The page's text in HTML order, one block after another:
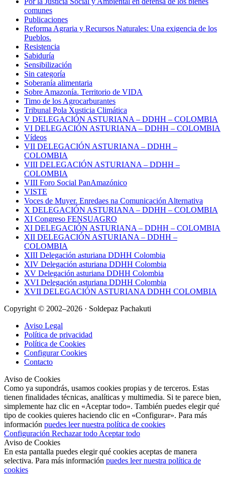
comunes
Publicaciones
Reforma Agraria y Recursos Naturales: Una exigencia de los
Pueblos.
Resistencia
Sabiduría
Sensibilización
Sin categoría
Soberanía alimentaria
Sobre Amazonía. Territorio de VIDA
Timo de los Agrocarburantes
Tribunal Pola Xusticia Climática
V DELEGACIÓN ASTURIANA – DDHH – COLOMBIA
VI DELEGACIÓN ASTURIANA – DDHH – COLOMBIA
Vídeos
VII DELEGACIÓN ASTURIANA – DDHH –
COLOMBIA
VIII DELEGACIÓN ASTURIANA – DDHH –
COLOMBIA
VIII Foro Social PanAmazónico
VISTE
Voces de Muyer. Enredaes na Comunicación Alternativa
X DELEGACIÓN ASTURIANA – DDHH – COLOMBIA
XI Congreso FENSUAGRO
XI DELEGACIÓN ASTURIANA – DDHH – COLOMBIA
XII DELEGACIÓN ASTURIANA – DDHH –
COLOMBIA
XIII Delegación asturiana DDHH Colombia
XIV Delegación asturiana DDHH Colombia
XV Delegación asturiana DDHH Colombia
XVI Delegación asturiana DDHH Colombia
XVII DELEGACIÓN ASTURIANA DDHH COLOMBIA
Copyright © 2002–2026 · Soldepaz Pachakuti
Aviso Legal
Política de privacidad
Política de Cookies
Configurar Cookies
Contacto
Aviso de Cookies
Como ya supondrás, usamos cookies propias y de terceros. Estas
tienen finalidades técnicas, analíticas y multimedia. Si te parece bien,
simplemente haz clic en «Aceptar todo». También puedes elegir qué
tipo de cookies quieres haciendo clic en «Configurar». Para más
información puedes leer nuestra política de cookies
Configuración Rechazar todo Aceptar todo
Aviso de Cookies
En esta pantalla puedes elegir qué cookies aceptas de manera
selectiva. Para más información puedes leer nuestra política de
cookies